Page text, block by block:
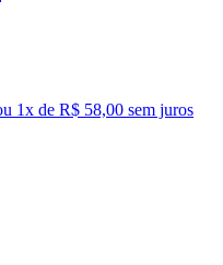
1x de R$ 58,00 sem juros